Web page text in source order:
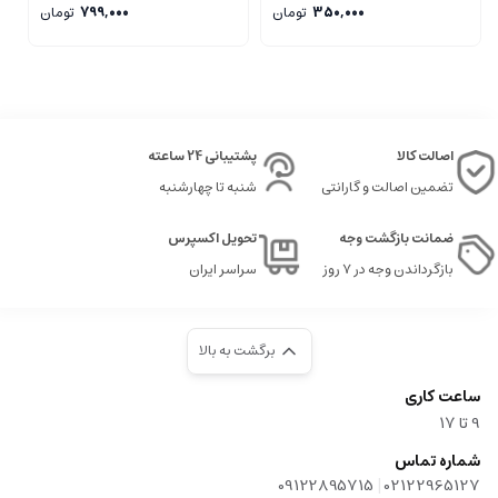
350,000 تومان
799,000 تومان
اصالت کالا
تضمین اصالت و گارانتی
پشتیبانی 24 ساعته
شنبه تا چهارشنبه
ضمانت بازگشت وجه
بازگرداندن وجه در ۷ روز
تحویل اکسپرس
سراسر ایران
برگشت به بالا
ساعت کاری
9‌ تا ۱۷
شماره تماس
02122965127
|
09122895715